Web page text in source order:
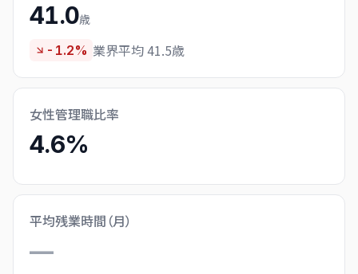
41.0歳
-1.2% 業界平均 41.5歳
女性管理職比率
4.6%
平均残業時間（月）
—